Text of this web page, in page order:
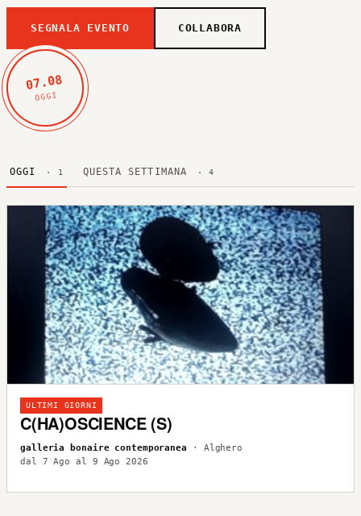
SEGNALA EVENTO COLLABORA
07.08
OGGI
OGGI · 1 QUESTA SETTIMANA · 4
ULTIMI GIORNI
C(HA)OSCIENCE (S)
galleria bonaire contemporanea · Alghero
dal 7 Ago al 9 Ago 2026